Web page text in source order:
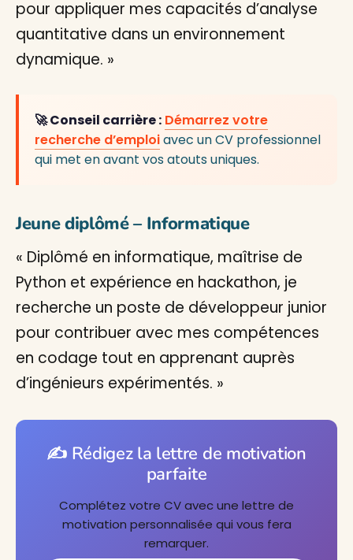
pour appliquer mes capacités d’analyse
quantitative dans un environnement
dynamique. »
🚀 Conseil carrière : Démarrez votre
recherche d’emploiavec un CV professionnel
qui met en avant vos atouts uniques.
Jeune diplômé – Informatique
« Diplômé en informatique, maîtrise de
Python et expérience en hackathon, je
recherche un poste de développeur junior
pour contribuer avec mes compétences
en codage tout en apprenant auprès
d’ingénieurs expérimentés. »
✍️ Rédigez la lettre de motivation
parfaite
Complétez votre CV avec une lettre de
motivation personnalisée qui vous fera
remarquer.